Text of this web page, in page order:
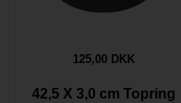
125,00 DKK
42,5 X 3,0 cm Topring